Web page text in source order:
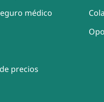
médico
precios